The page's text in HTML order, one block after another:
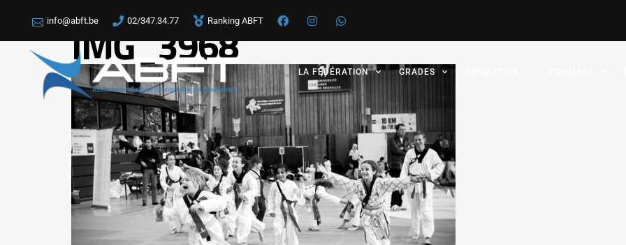
info@abft.be 02/347.34.77 Ranking ABFT
LA FÉDÉRATION GRADES
IMG_3968